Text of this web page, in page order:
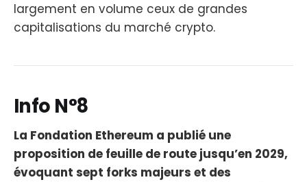
largement en volume ceux de grandes
capitalisations du marché crypto.
Info N°8
La Fondation Ethereum a publié une
proposition de feuille de route jusqu’en 2029,
évoquant sept forks majeurs et des